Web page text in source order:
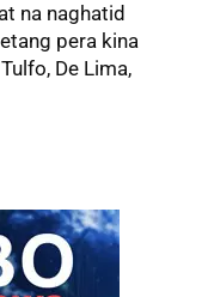
na naghatid
pera kina
De Lima,